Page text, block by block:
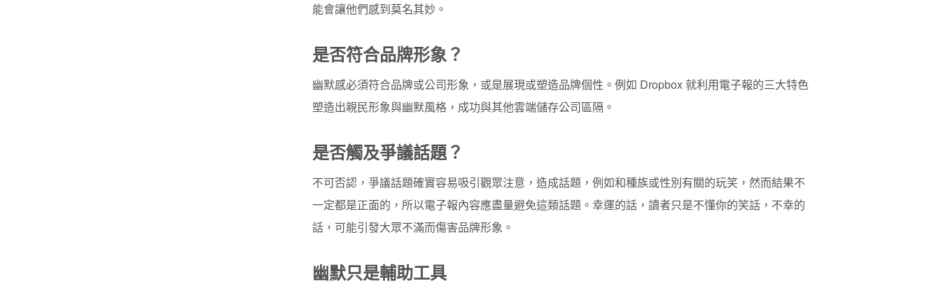
能會讓他們感到莫名其妙。
是否符合品牌形象？
幽默感必須符合品牌或公司形象，或是展現或塑造品牌個性。例如 Dropbox 就利用電子報的三大特色
塑造出親民形象與幽默風格，成功與其他雲端儲存公司區隔。
是否觸及爭議話題？
不可否認，爭議話題確實容易吸引觀眾注意，造成話題，例如和種族或性別有關的玩笑，然而結果不
一定都是正面的，所以電子報內容應盡量避免這類話題。幸運的話，讀者只是不懂你的笑話，不幸的
話，可能引發大眾不滿而傷害品牌形象。
幽默只是輔助工具